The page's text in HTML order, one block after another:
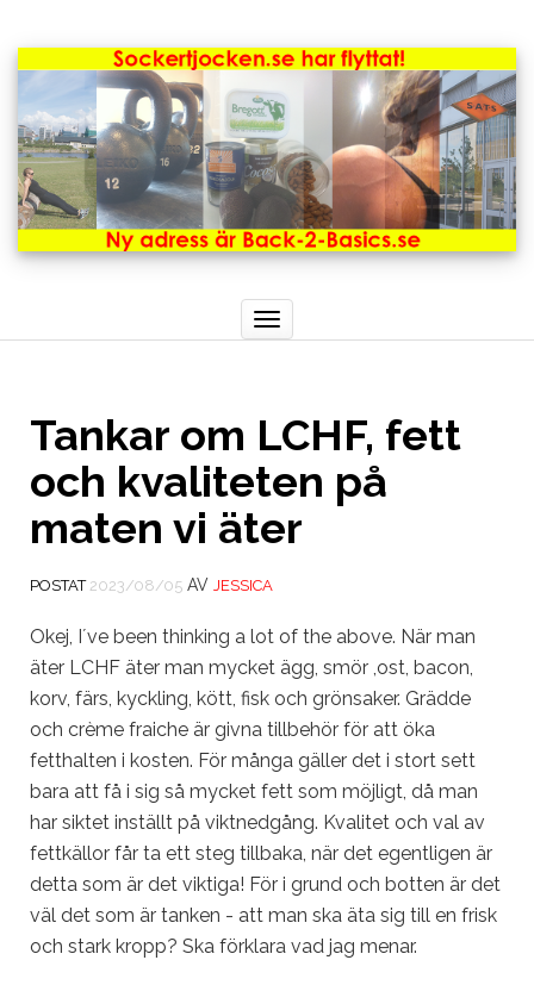
Toggle
navigation
Tankar om LCHF, fett
och kvaliteten på
maten vi äter
POSTAT 2023/08/05 AV JESSICA
Okej, I´ve been thinking a lot of the above. När man
äter LCHF äter man mycket ägg, smör ,ost, bacon,
korv, färs, kyckling, kött, fisk och grönsaker. Grädde
och crème fraiche är givna tillbehör för att öka
fetthalten i kosten. För många gäller det i stort sett
bara att få i sig så mycket fett som möjligt, då man
har siktet inställt på viktnedgång. Kvalitet och val av
fettkällor får ta ett steg tillbaka, när det egentligen är
detta som är det viktiga! För i grund och botten är det
väl det som är tanken - att man ska äta sig till en frisk
och stark kropp? Ska förklara vad jag menar.